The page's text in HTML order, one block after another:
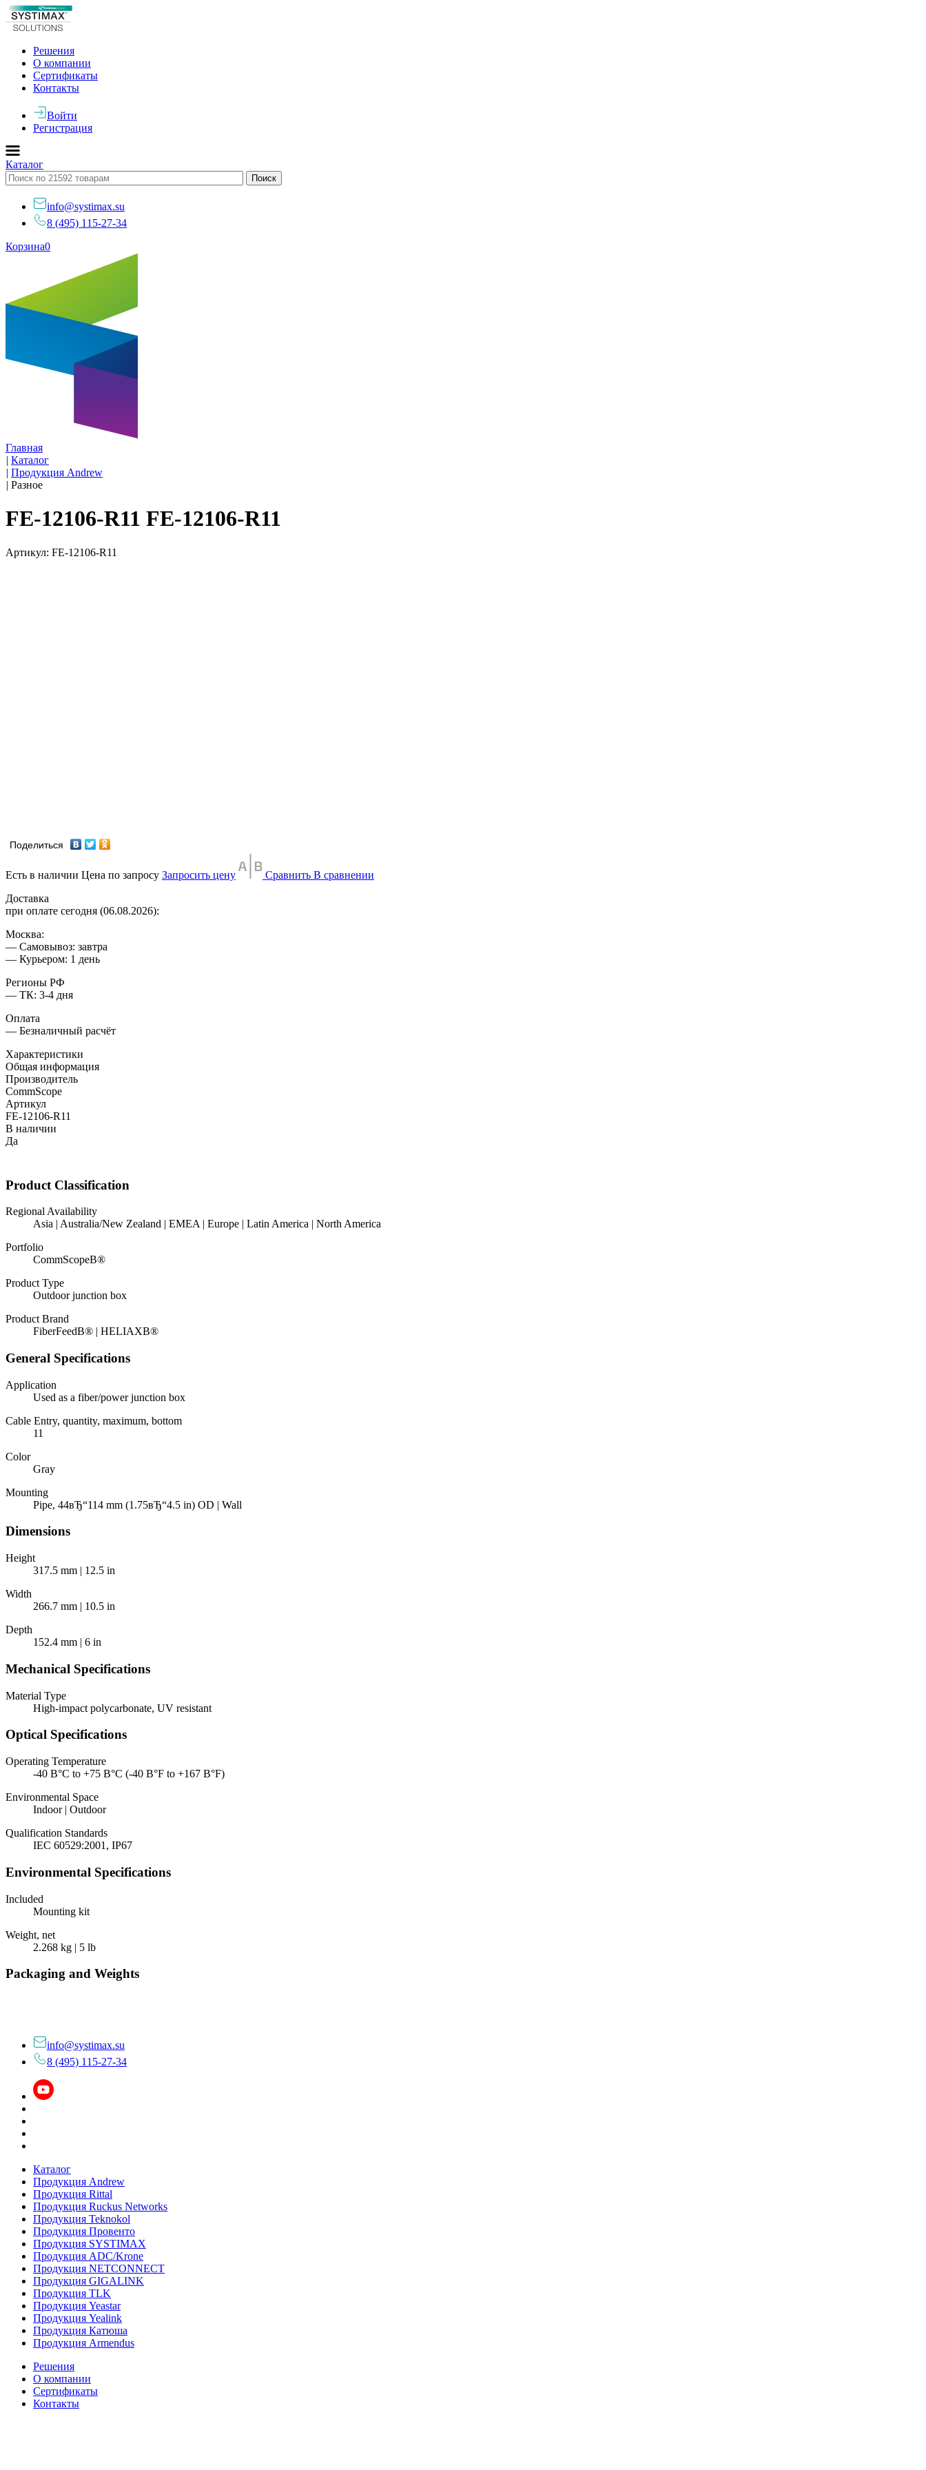
Решения
О компании
Сертификаты
Контакты
Войти
Регистрация
Каталог
info@systimax.su
8 (495) 115-27-34
Корзина0
Главная
| Каталог
| Продукция Andrew
| Разное
FE-12106-R11 FE-12106-R11
Артикул: FE-12106-R11
Поделиться
Есть в наличии Цена по запросу Запросить цену Сравнить В сравнении
Доставка
при оплате сегодня (06.08.2026):
Москва:
— Самовывоз: завтра
— Курьером: 1 день
Регионы РФ
— ТК: 3-4 дня
Оплата
— Безналичный расчёт
Характеристики
Общая информация
Производитель
CommScope
Артикул
FE-12106-R11
В наличии
Да
Product Classification
Regional Availability
Asia | Australia/New Zealand | EMEA | Europe | Latin America | North America
Portfolio
CommScopeВ®
Product Type
Outdoor junction box
Product Brand
FiberFeedВ® | HELIAXВ®
General Specifications
Application
Used as a fiber/power junction box
Cable Entry, quantity, maximum, bottom
11
Color
Gray
Mounting
Pipe, 44вЂ“114 mm (1.75вЂ“4.5 in) OD | Wall
Dimensions
Height
317.5 mm | 12.5 in
Width
266.7 mm | 10.5 in
Depth
152.4 mm | 6 in
Mechanical Specifications
Material Type
High-impact polycarbonate, UV resistant
Optical Specifications
Operating Temperature
-40 В°C to +75 В°C (-40 В°F to +167 В°F)
Environmental Space
Indoor | Outdoor
Qualification Standards
IEC 60529:2001, IP67
Environmental Specifications
Included
Mounting kit
Weight, net
2.268 kg | 5 lb
Packaging and Weights
info@systimax.su
8 (495) 115-27-34
Каталог
Продукция Andrew
Продукция Rittal
Продукция Ruckus Networks
Продукция Teknokol
Продукция Провенто
Продукция SYSTIMAX
Продукция ADC/Krone
Продукция NETCONNECT
Продукция GIGALINK
Продукция TLK
Продукция Yeastar
Продукция Yealink
Продукция Катюша
Продукция Armendus
Решения
О компании
Сертификаты
Контакты